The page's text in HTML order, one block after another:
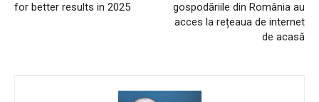
for better results in 2025
gospodăriile din România au
acces la rețeaua de internet
de acasă